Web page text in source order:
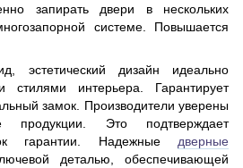
запирать двери в нескольких
системе. Повышается
эстетический дизайн идеально
стилями интерьера. Гарантирует
замок. Производители уверены
продукции. Это подтверждает
гарантии. Надежные дверные
деталью, обеспечивающей